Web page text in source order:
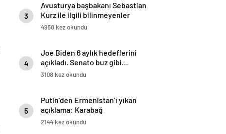
3
Avusturya başbakanı Sebastian
Kurz ile ilgili bilinmeyenler
4958 kez okundu
4
Joe Biden 6 aylık hedeflerini
açıkladı. Senato buz gibi…
3108 kez okundu
5
Putin’den Ermenistan’ı yıkan
açıklama: Karabağ
Azerbaycan’ın ayrılmaz bir
2144 kez okundu